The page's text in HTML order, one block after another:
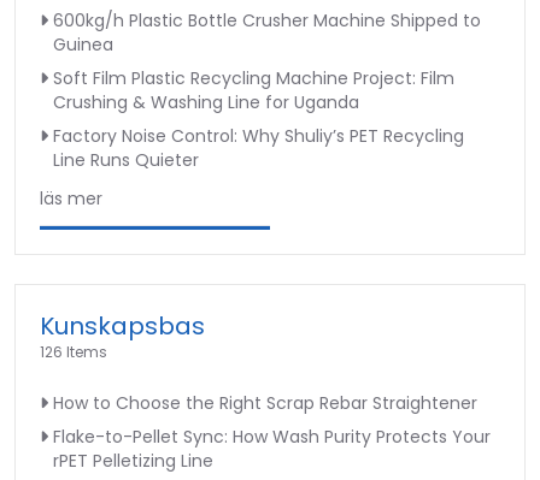
600kg/h Plastic Bottle Crusher Machine Shipped to
Guinea
Soft Film Plastic Recycling Machine Project: Film
Crushing & Washing Line for Uganda
Factory Noise Control: Why Shuliy’s PET Recycling
Line Runs Quieter
läs mer
Kunskapsbas
126 Items
How to Choose the Right Scrap Rebar Straightener
Flake-to-Pellet Sync: How Wash Purity Protects Your
rPET Pelletizing Line